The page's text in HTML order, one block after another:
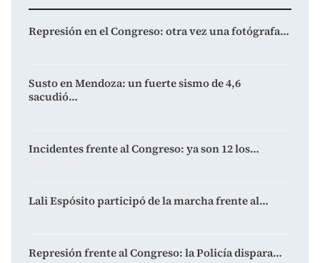
Represión en el Congreso: otra vez una fotógrafa…
Susto en Mendoza: un fuerte sismo de 4,6
sacudió…
Incidentes frente al Congreso: ya son 12 los…
Lali Espósito participó de la marcha frente al…
Represión frente al Congreso: la Policía dispara…